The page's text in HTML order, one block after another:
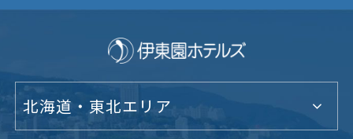
北海道・東北エリア